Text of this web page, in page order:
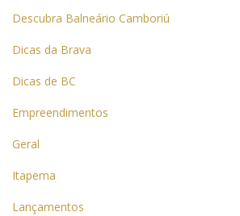
Descubra Balneário Camboriú
Dicas da Brava
Dicas de BC
Empreendimentos
Geral
Itapema
Lançamentos